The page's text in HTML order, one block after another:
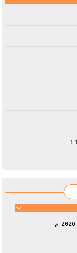
2026 م